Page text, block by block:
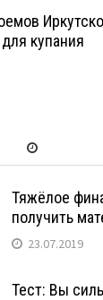
купания
Тяжёлое
получить
23.07.2019
Тест: Вы